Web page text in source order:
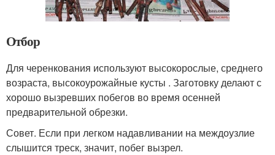
Отбор
Для черенкования используют высокорослые, среднего
возраста, высокоурожайные кусты . Заготовку делают с
хорошо вызревших побегов во время осенней
предварительной обрезки.
Совет. Если при легком надавливании на междоузлие
слышится треск, значит, побег вызрел.